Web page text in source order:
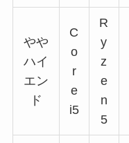
やや
ハイ
エン
ド
C
o
r
e
i5
R
y
z
e
n
5